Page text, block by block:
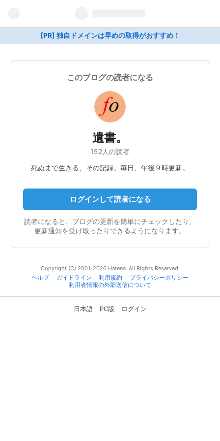
[PR] 独自ドメインは早めの取得がおすすめ！
このブログの読者になる
遺書。
152人の読者
死ぬまで生きる、その記録。毎日、午後９時更新。
ログインして読者になる
読者になると、ブログの更新を簡単にチェックしたり、
更新通知を受け取ったりできるようになります。
Copyright (C) 2001-2026 Hatena. All Rights Reserved.
ヘルプ
ガイドライン 利用規約
プライバシーポリシー
利用者情報の外部送信について
日本語 PC版 ログイン